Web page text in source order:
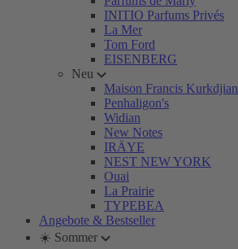
INITIO Parfums Privés
La Mer
Tom Ford
EISENBERG
Neu
Maison Francis Kurkdjian
Penhaligon's
Widian
New Notes
IRÄYE
NEST NEW YORK
Ouai
La Prairie
TYPEBEA
Angebote & Bestseller
☀️ Sommer